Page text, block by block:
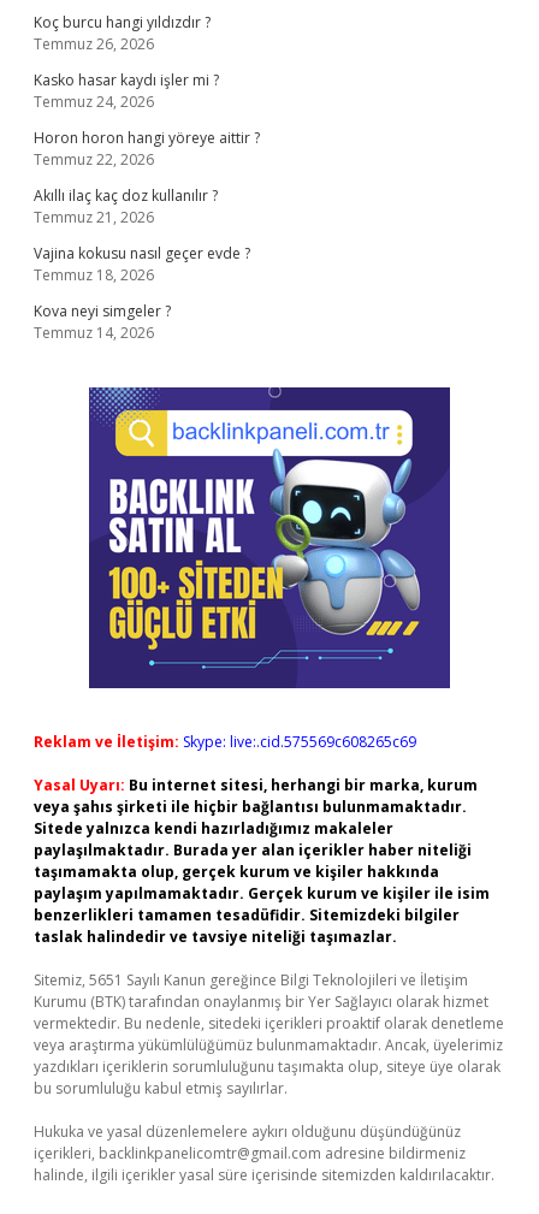
Koç burcu hangi yıldızdır ?
Temmuz 26, 2026
Kasko hasar kaydı işler mi ?
Temmuz 24, 2026
Horon horon hangi yöreye aittir ?
Temmuz 22, 2026
Akıllı ilaç kaç doz kullanılır ?
Temmuz 21, 2026
Vajina kokusu nasıl geçer evde ?
Temmuz 18, 2026
Kova neyi simgeler ?
Temmuz 14, 2026
Reklam ve İletişim: Skype: live:.cid.575569c608265c69
Yasal Uyarı: Bu internet sitesi, herhangi bir marka, kurum
veya şahıs şirketi ile hiçbir bağlantısı bulunmamaktadır.
Sitede yalnızca kendi hazırladığımız makaleler
paylaşılmaktadır. Burada yer alan içerikler haber niteliği
taşımamakta olup, gerçek kurum ve kişiler hakkında
paylaşım yapılmamaktadır. Gerçek kurum ve kişiler ile isim
benzerlikleri tamamen tesadüfidir. Sitemizdeki bilgiler
taslak halindedir ve tavsiye niteliği taşımazlar.
Sitemiz, 5651 Sayılı Kanun gereğince Bilgi Teknolojileri ve İletişim
Kurumu (BTK) tarafından onaylanmış bir Yer Sağlayıcı olarak hizmet
vermektedir. Bu nedenle, sitedeki içerikleri proaktif olarak denetleme
veya araştırma yükümlülüğümüz bulunmamaktadır. Ancak, üyelerimiz
yazdıkları içeriklerin sorumluluğunu taşımakta olup, siteye üye olarak
bu sorumluluğu kabul etmiş sayılırlar.
Hukuka ve yasal düzenlemelere aykırı olduğunu düşündüğünüz
içerikleri, backlinkpanelicomtr@gmail.com adresine bildirmeniz
halinde, ilgili içerikler yasal süre içerisinde sitemizden kaldırılacaktır.